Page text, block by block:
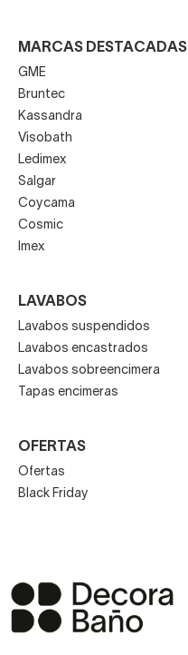
MARCAS DESTACADAS
GME
Bruntec
Kassandra
Visobath
Ledimex
Salgar
Coycama
Cosmic
Imex
LAVABOS
Lavabos suspendidos
Lavabos encastrados
Lavabos sobreencimera
Tapas encimeras
OFERTAS
Ofertas
Black Friday